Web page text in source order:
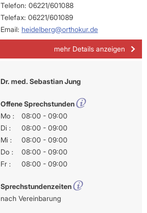
Telefon: 06221/601088
Telefax: 06221/601089
Email: heidelberg@orthokur.de
mehr Details anzeigen
Dr. med. Sebastian Jung
Offene Sprechstunden
Mo :
08:00 - 09:00
Di :
08:00 - 09:00
Mi :
08:00 - 09:00
Do :
08:00 - 09:00
Fr :
08:00 - 09:00
Sprechstundenzeiten
nach Vereinbarung